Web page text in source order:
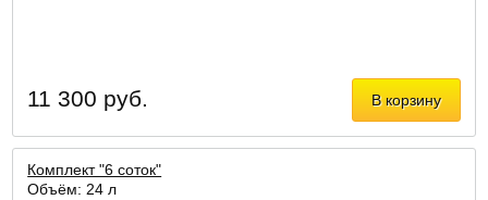
В корзину
11 300 руб.
Комплект "6 соток"
Объём: 24 л